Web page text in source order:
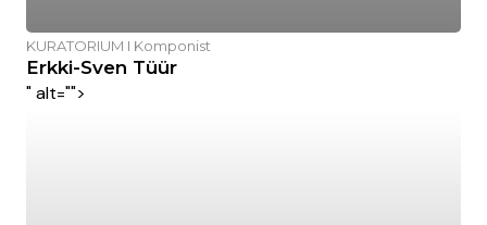
KURATORIUM I Komponist
Erkki-Sven Tüür
" alt="">